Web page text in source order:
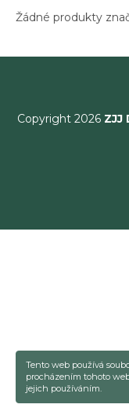
Tento web používá
procházením tohoto
jejich používáním.
Žádné produkty
Copyright 2026 ZJJ